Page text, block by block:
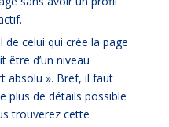
de celui qui crée la page
être d’un niveau
absolu ». Bref, il faut
plus de détails possible
trouverez cette